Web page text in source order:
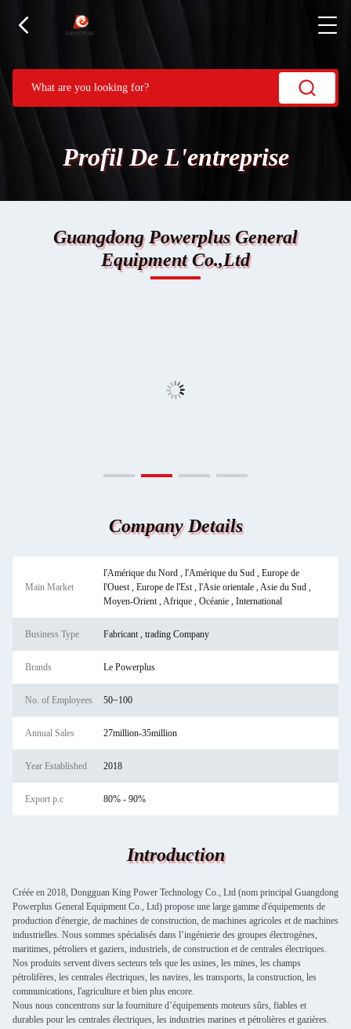
Profil De L'entreprise
Guangdong Powerplus General
Equipment Co.,Ltd
Company Details
Main Market
l'Amérique du Nord , l'Amérique du Sud , Europe de
l'Ouest , Europe de l'Est , l'Asie orientale , Asie du Sud ,
Moyen-Orient , Afrique , Océanie , International
Business Type Fabricant , trading Company
Brands Le Powerplus
No. of Employees 50~100
Annual Sales 27million-35million
Year Established 2018
Export p.c 80% - 90%
Introduction
Créée en 2018, Dongguan King Power Technology Co., Ltd (nom principal Guangdong
Powerplus General Equipment Co., Ltd) propose une large gamme d'équipements de
production d'énergie, de machines de construction, de machines agricoles et de machines
industrielles. Nous sommes spécialisés dans l’ingénierie des groupes électrogènes,
maritimes, pétroliers et gaziers, industriels, de construction et de centrales électriques.
Nos produits servent divers secteurs tels que les usines, les mines, les champs
pétrolifères, les centrales électriques, les navires, les transports, la construction, les
communications, l'agriculture et bien plus encore.
Nous nous concentrons sur la fourniture d’équipements moteurs sûrs, fiables et
durables pour les centrales électriques, les industries marines et pétrolières et gazières.